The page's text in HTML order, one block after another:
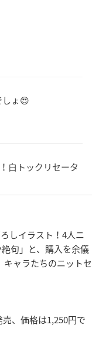
ょ😍
白トックリセータ
しイラスト！4人ニ
句」と、購入を余儀
ャラたちのニットセ
売、価格は1,250円で